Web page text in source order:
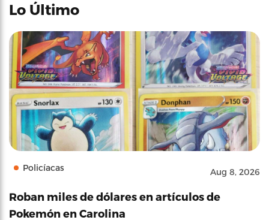
Lo Último
Policíacas Aug 8, 2026
Roban miles de dólares en artículos de
Pokemón en Carolina